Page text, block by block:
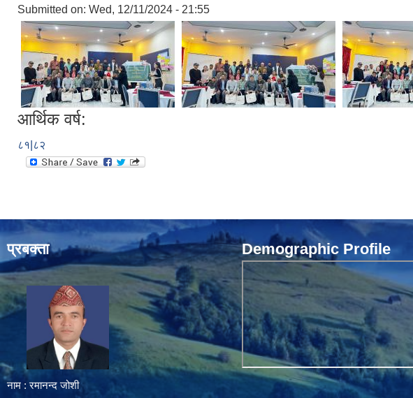
Submitted on: Wed, 12/11/2024 - 21:55
आर्थिक वर्ष:
८१|८२
प्रबक्ता
नाम : रमानन्द जोशी
Demographic Profile